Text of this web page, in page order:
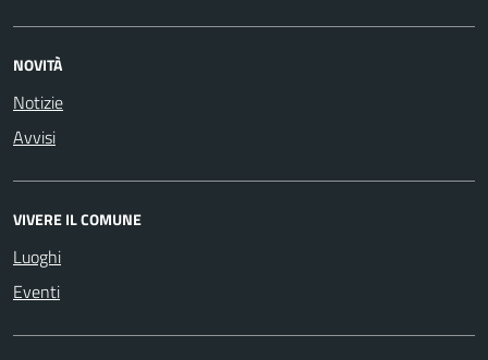
NOVITÀ
Notizie
Avvisi
VIVERE IL COMUNE
Luoghi
Eventi